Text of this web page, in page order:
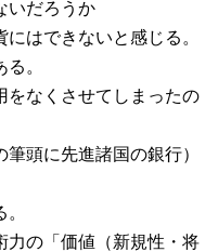
いだろうか
にはできないと感じる。
。
をなくさせてしまったの
頭に先進諸国の銀行）
力の「価値（新規性・将